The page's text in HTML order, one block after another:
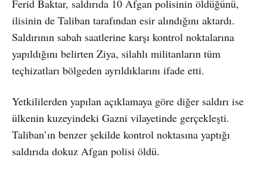
Ferid Baktar, saldırıda 10 Afgan polisinin öldüğünü,
ilisinin de Taliban tarafından esir alındığını aktardı.
Saldırının sabah saatlerine karşı kontrol noktalarına
yapıldığını belirten Ziya, silahlı militanların tüm
teçhizatları bölgeden ayrıldıklarını ifade etti.
Yetkililerden yapılan açıklamaya göre diğer saldırı ise
ülkenin kuzeyindeki Gazni vilayetinde gerçekleşti.
Taliban’ın benzer şekilde kontrol noktasına yaptığı
saldırıda dokuz Afgan polisi öldü.